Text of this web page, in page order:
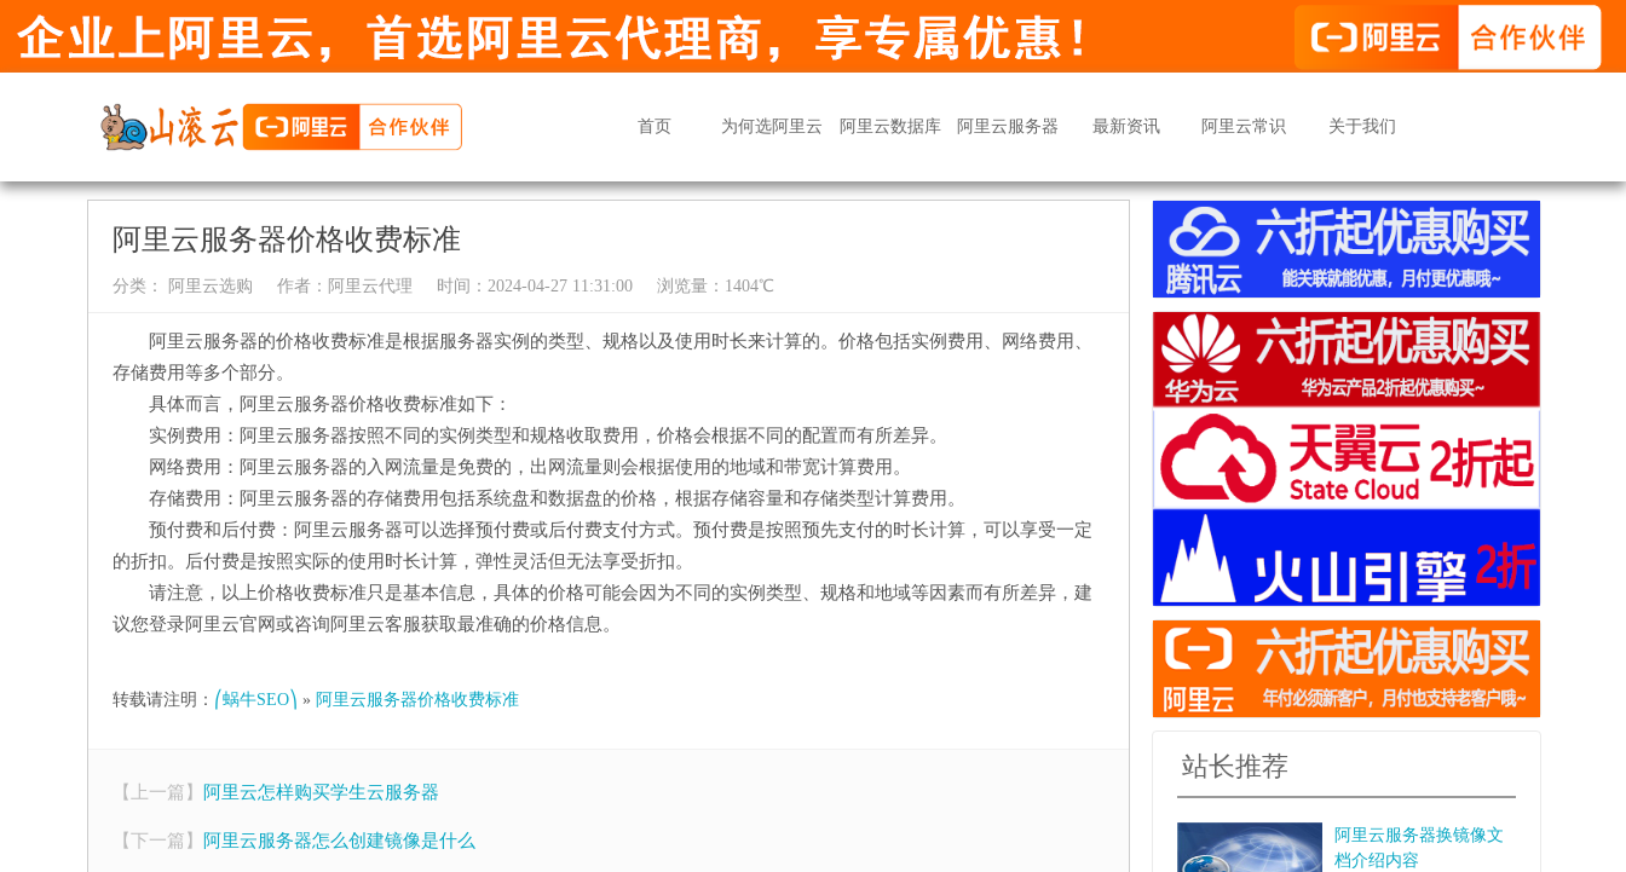
首页 为何选阿里云 阿里云数据库 阿里云服务器 最新资讯 阿里云常识 关于我们
阿里云服务器价格收费标准
分类： 阿里云选购 作者： 阿里云代理 时间：2024-04-27 11:31:00 浏览量：1404℃
阿里云服务器的价格收费标准是根据服务器实例的类型、规格以及使用时长来计算的。价格包括实例费用、网络费用、
存储费用等多个部分。
具体而言，阿里云服务器价格收费标准如下：
实例费用：阿里云服务器按照不同的实例类型和规格收取费用，价格会根据不同的配置而有所差异。
网络费用：阿里云服务器的入网流量是免费的，出网流量则会根据使用的地域和带宽计算费用。
存储费用：阿里云服务器的存储费用包括系统盘和数据盘的价格，根据存储容量和存储类型计算费用。
预付费和后付费：阿里云服务器可以选择预付费或后付费支付方式。预付费是按照预先支付的时长计算，可以享受一定
的折扣。后付费是按照实际的使用时长计算，弹性灵活但无法享受折扣。
请注意，以上价格收费标准只是基本信息，具体的价格可能会因为不同的实例类型、规格和地域等因素而有所差异，建
议您登录阿里云官网或咨询阿里云客服获取最准确的价格信息。
转载请注明： ⎛蜗牛SEO⎞ » 阿里云服务器价格收费标准
【上一篇】 阿里云怎样购买学生云服务器
【下一篇】 阿里云服务器怎么创建镜像是什么
站长推荐
阿里云服务器换镜像文
档介绍内容